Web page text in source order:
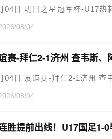
04日 明日之星冠军杯-U17热
08/04
赛-拜仁2-1济州 查韦斯
04日 友谊赛-拜仁2-1济州 查
08/04
胜提前出线！U17国足1-